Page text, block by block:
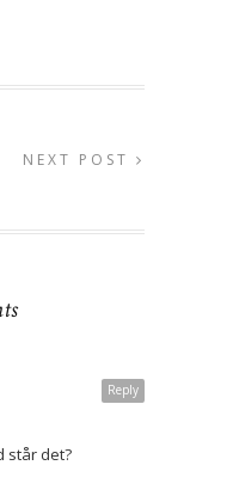
NEXT POST
Reply
står det?